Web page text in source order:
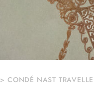
>CONDÉ NAST